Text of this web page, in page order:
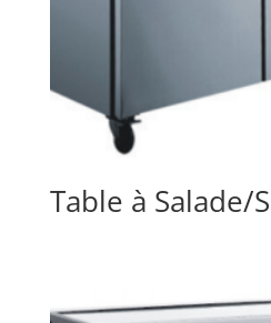
Table à Salade/